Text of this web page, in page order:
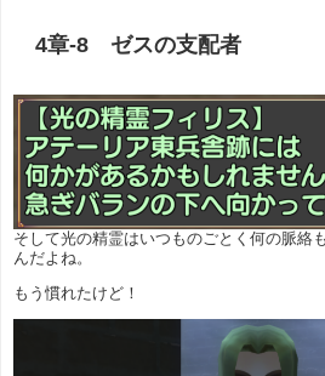
4章-8 ゼスの支配者
そして光の精霊はいつものごとく何の脈絡
んだよね。
もう慣れたけど！